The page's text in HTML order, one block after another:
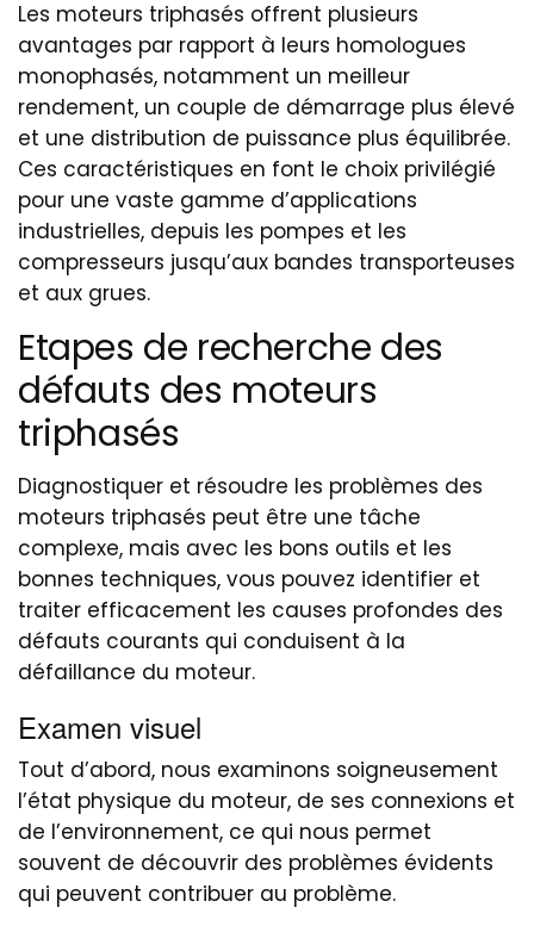
Les moteurs triphasés offrent plusieurs
avantages par rapport à leurs homologues
monophasés, notamment un meilleur
rendement, un couple de démarrage plus élevé
et une distribution de puissance plus équilibrée.
Ces caractéristiques en font le choix privilégié
pour une vaste gamme d’applications
industrielles, depuis les pompes et les
compresseurs jusqu’aux bandes transporteuses
et aux grues.
Etapes de recherche des
défauts des moteurs
triphasés
Diagnostiquer et résoudre les problèmes des
moteurs triphasés peut être une tâche
complexe, mais avec les bons outils et les
bonnes techniques, vous pouvez identifier et
traiter efficacement les causes profondes des
défauts courants qui conduisent à la
défaillance du moteur.
Examen visuel
Tout d’abord, nous examinons soigneusement
l’état physique du moteur, de ses connexions et
de l’environnement, ce qui nous permet
souvent de découvrir des problèmes évidents
qui peuvent contribuer au problème.